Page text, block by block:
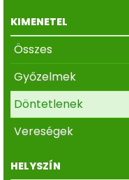
KIMENETEL
Összes
Győzelmek
Döntetlenek
Vereségek
HELYSZÍN